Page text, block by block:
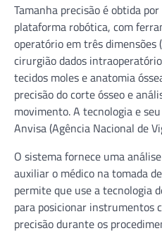
Tamanha precisão é obtida
plataforma robótica, com
operatório em três dimensões
cirurgião dados
tecidos moles e anatomia
precisão do corte ósseo e
movimento. A tecnologia e
Anvisa (Agência Nacional de
O sistema fornece uma
auxiliar o médico na tomada
permite que use a tecnologia
para posicionar instrumentos
precisão durante os